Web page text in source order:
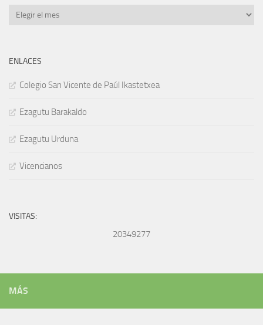
Archivos
ENLACES
Colegio San Vicente de Paúl Ikastetxea
Ezagutu Barakaldo
Ezagutu Urduna
Vicencianos
VISITAS:
20349277
MÁS